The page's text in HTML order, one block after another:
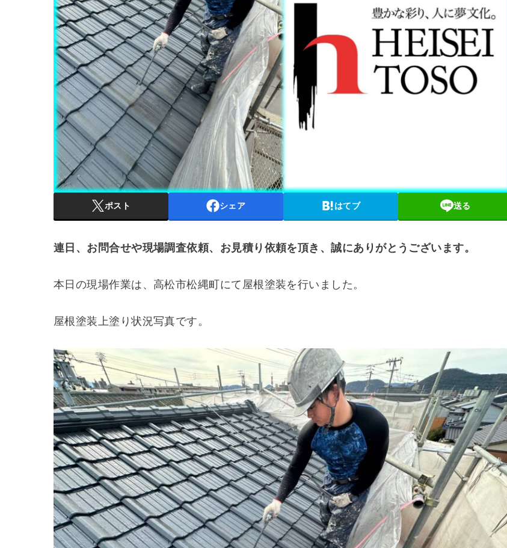
ポスト シェア はてブ 送る
連日、お問合せや現場調査依頼、お見積り依頼を頂き、誠にありがとうございます。
本日の現場作業は、高松市松縄町にて屋根塗装を行いました。
屋根塗装上塗り状況写真です。